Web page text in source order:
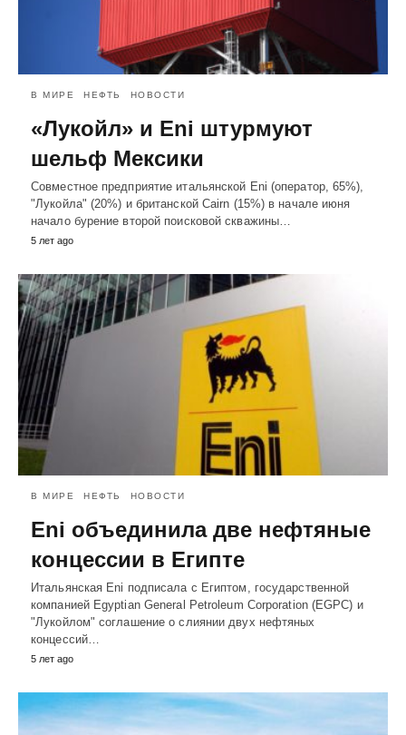
В МИРЕ НЕФТЬ НОВОСТИ
«Лукойл» и Eni штурмуют
шельф Мексики
Совместное предприятие итальянской Eni (оператор, 65%),
"Лукойла" (20%) и британской Cairn (15%) в начале июня
начало бурение второй поисковой скважины…
5 лет ago
В МИРЕ НЕФТЬ НОВОСТИ
Eni объединила две нефтяные
концессии в Египте
Итальянская Eni подписала с Египтом, государственной
компанией Egyptian General Petroleum Corporation (EGPC) и
"Лукойлом" соглашение о слиянии двух нефтяных
концессий…
5 лет ago